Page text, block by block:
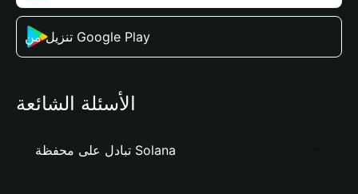
تنزيل من Google Play
الأسئلة الشائعة
تبادل على محفظة Solana